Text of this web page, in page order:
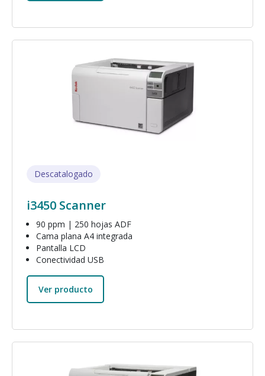
Imagen
Descatalogado
i3450 Scanner
90 ppm | 250 hojas ADF
Cama plana A4 integrada
Pantalla LCD
Conectividad USB
Ver producto